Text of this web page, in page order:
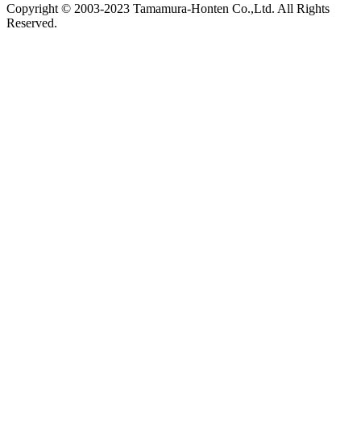
Copyright © 2003-2023 Tamamura-Honten Co.,Ltd. All Rights
Reserved.